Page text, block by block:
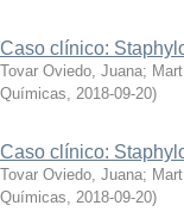
Caso clínico:
Tovar Oviedo, Juana;
Químicas, 2018-09-20)
Caso clínico:
Tovar Oviedo, Juana;
Químicas, 2018-09-20)